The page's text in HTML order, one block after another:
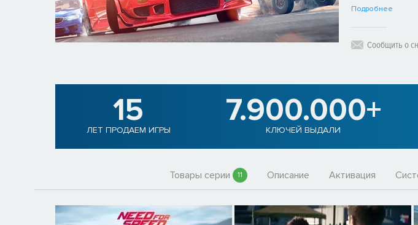
Подробнее
Сообщить о
15
ЛЕТ ПРОДАЕМ ИГРЫ
7.900.000+
КЛЮЧЕЙ ВЫДАЛИ
Товары серии 11 Описание Активация